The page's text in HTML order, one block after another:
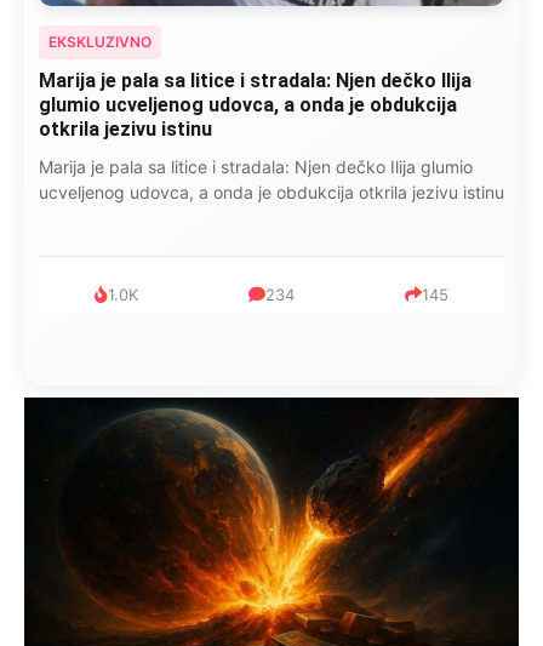
EKSKLUZIVNO
Marija je pala sa litice i stradala: Njen dečko Ilija
glumio ucveljenog udovca, a onda je obdukcija
otkrila jezivu istinu
Marija je pala sa litice i stradala: Njen dečko Ilija glumio
ucveljenog udovca, a onda je obdukcija otkrila jezivu istinu
1.0K 234 145